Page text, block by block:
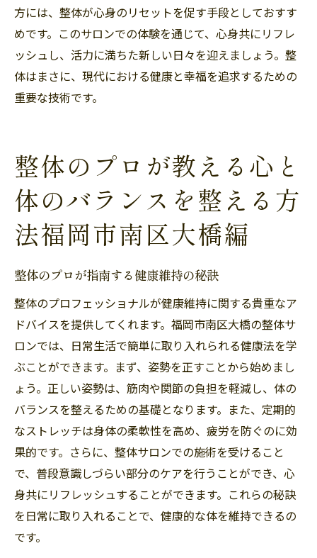
方には、整体が心身のリセットを促す手段としておすす
めです。このサロンでの体験を通じて、心身共にリフレ
ッシュし、活力に満ちた新しい日々を迎えましょう。整
体はまさに、現代における健康と幸福を追求するための
重要な技術です。
整体のプロが教える心と
体のバランスを整える方
法福岡市南区大橋編
整体のプロが指南する健康維持の秘訣
整体のプロフェッショナルが健康維持に関する貴重なア
ドバイスを提供してくれます。福岡市南区大橋の整体サ
ロンでは、日常生活で簡単に取り入れられる健康法を学
ぶことができます。まず、姿勢を正すことから始めまし
ょう。正しい姿勢は、筋肉や関節の負担を軽減し、体の
バランスを整えるための基礎となります。また、定期的
なストレッチは身体の柔軟性を高め、疲労を防ぐのに効
果的です。さらに、整体サロンでの施術を受けること
で、普段意識しづらい部分のケアを行うことができ、心
身共にリフレッシュすることができます。これらの秘訣
を日常に取り入れることで、健康的な体を維持できるの
です。